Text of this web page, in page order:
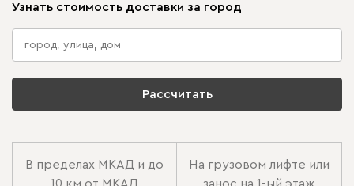
Узнать стоимость доставки за город
Рассчитать
В пределах МКАД и до
На грузовом лифте или